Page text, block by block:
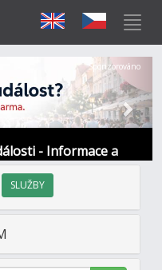
- Informace a
Další
Sponzorováno
SLUŽBY